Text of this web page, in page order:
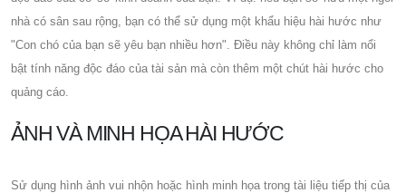
nhà có sân sau rộng, bạn có thể sử dụng một khẩu hiệu hài hước như
"Con chó của bạn sẽ yêu bạn nhiều hơn". Điều này không chỉ làm nổi
bật tính năng độc đáo của tài sản mà còn thêm một chút hài hước cho
quảng cáo.
ẢNH VÀ MINH HỌA HÀI HƯỚC
Sử dụng hình ảnh vui nhộn hoặc hình minh họa trong tài liệu tiếp thị của